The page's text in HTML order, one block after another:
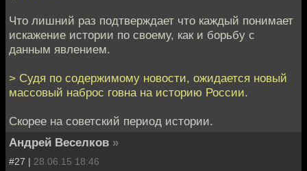
Что лишний раз подтверждает что каждый понимает
искажение истории по своему, как и борьбу с
данным явлением.
> Судя по содержимому новости, ожидается новый
массовый наброс говна на историю России.
Скорее на советский период истории.
Андрей Веселков »
#27 | 28.06.15 18:46